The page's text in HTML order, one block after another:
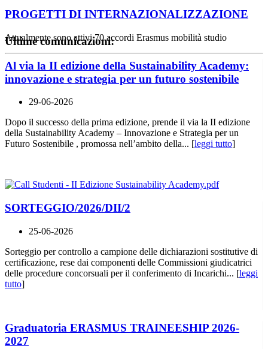
PROGETTI DI INTERNAZIONALIZZAZIONE
Attualmente sono attivi 70 accordi Erasmus mobilità studio
Ultime comunicazioni:
Al via la II edizione della Sustainability Academy:
innovazione e strategia per un futuro sostenibile
29-06-2026
Dopo il successo della prima edizione, prende il via la II edizione
della Sustainability Academy – Innovazione e Strategia per un
Futuro Sostenibile , promossa nell’ambito della... [leggi tutto]
SORTEGGIO/2026/DII/2
25-06-2026
Sorteggio per controllo a campione delle dichiarazioni sostitutive di
certificazione, rese dai componenti delle Commissioni giudicatrici
delle procedure concorsuali per il conferimento di Incarichi... [leggi
tutto]
Graduatoria ERASMUS TRAINEESHIP 2026-
2027